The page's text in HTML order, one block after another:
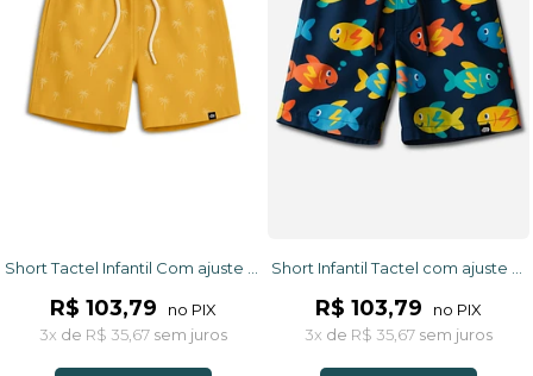
R$ 103,79
no PIX
3x de R$ 35,67sem juros
R$ 103,79
no PIX
3x de R$ 35,67 sem juros